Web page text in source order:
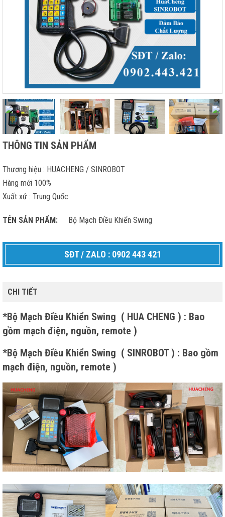
THÔNG TIN SẢN PHẨM
Thương hiệu : HUACHENG / SINROBOT
Hàng mới 100%
Xuất xứ : Trung Quốc
TÊN SẢN PHẨM: Bộ Mạch Điều Khiển Swing
SĐT / ZALO : 0902 443 421
CHI TIẾT
*Bộ Mạch Điều Khiển Swing ( HUA CHENG ) : Bao
gồm mạch điện, nguồn, remote )
*Bộ Mạch Điều Khiển Swing ( SINROBOT ) : Bao gồm
mạch điện, nguồn, remote )